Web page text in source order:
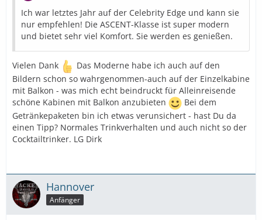
Ich war letztes Jahr auf der Celebrity Edge und kann sie
nur empfehlen! Die ASCENT-Klasse ist super modern
und bietet sehr viel Komfort. Sie werden es genießen.
Vielen Dank
Das Moderne habe ich auch auf den
Bildern schon so wahrgenommen-auch auf der Einzelkabine
mit Balkon - was mich echt beindruckt für Alleinreisende
schöne Kabinen mit Balkon anzubieten
Bei dem
Getränkepaketen bin ich etwas verunsichert - hast Du da
einen Tipp? Normales Trinkverhalten und auch nicht so der
Cocktailtrinker. LG Dirk
Hannover
Anfänger